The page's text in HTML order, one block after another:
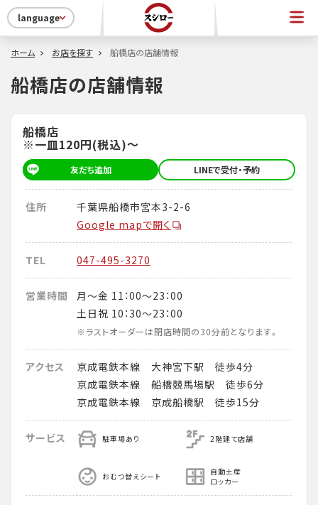
language
ホーム お店を探す 船橋店の店舗情報
船橋店の店舗情報
船橋店
※一皿120円(税込)～
友だち追加 LINEで受付・予約
住所
千葉県船橋市宮本3-2-6
Google mapで開く
TEL 047-495-3270
営業時間
月～金 11：00～23：00
土日祝 10：30～23：00
※ラストオーダーは閉店時間の30分前となります。
アクセス
京成電鉄本線 大神宮下駅 徒歩4分
京成電鉄本線 船橋競馬場駅 徒歩6分
京成電鉄本線 京成船橋駅 徒歩15分
サービス 駐車場あり 2階建て店舗
おむつ替えシート
自動土産
ロッカー